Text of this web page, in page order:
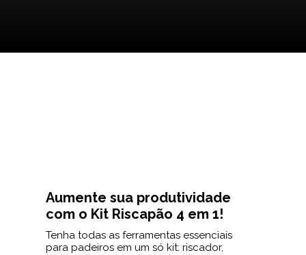
Aumente sua produtividade
com o Kit Riscapão 4 em 1!
Tenha todas as ferramentas essenciais
para padeiros em um só kit: riscador,